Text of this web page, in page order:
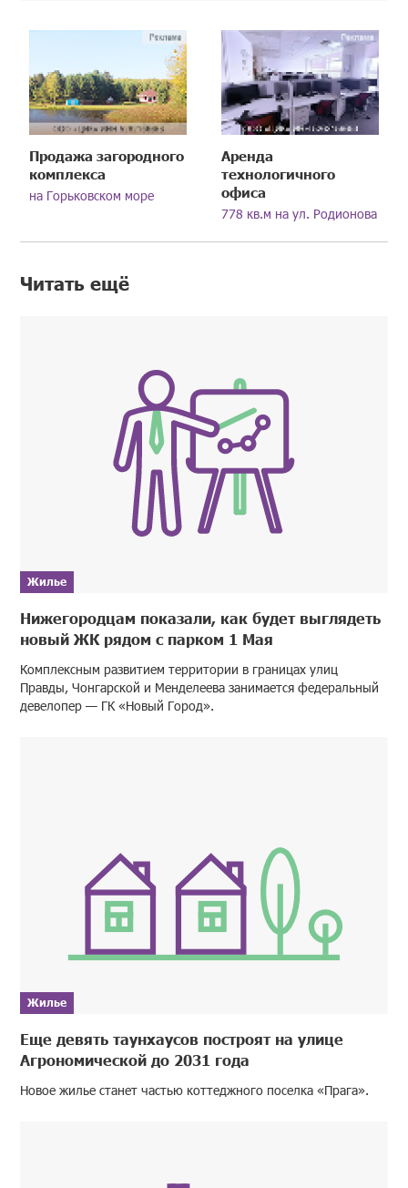
Продажа загородного
комплекса
на Горьковском море
Аренда
технологичного
офиса
778 кв.м на ул. Родионова
Читать ещё
Жилье
Нижегородцам показали, как будет выглядеть
новый ЖК рядом с парком 1 Мая
Комплексным развитием территории в границах улиц
Правды, Чонгарской и Менделеева занимается федеральный
девелопер — ГК «Новый Город».
Жилье
Еще девять таунхаусов построят на улице
Агрономической до 2031 года
Новое жилье станет частью коттеджного поселка «Прага».